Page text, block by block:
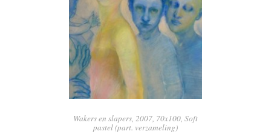
Wakers en slapers, 2007, 70x100, Soft
pastel (part. verzameling)